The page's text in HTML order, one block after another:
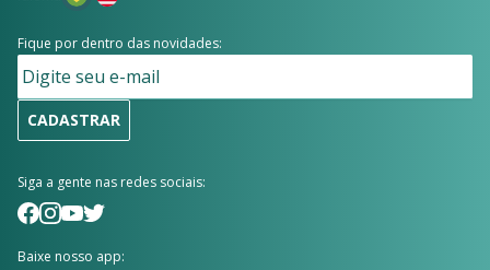
Fique por dentro das novidades:
CADASTRAR
Siga a gente nas redes sociais:
Baixe nosso app: